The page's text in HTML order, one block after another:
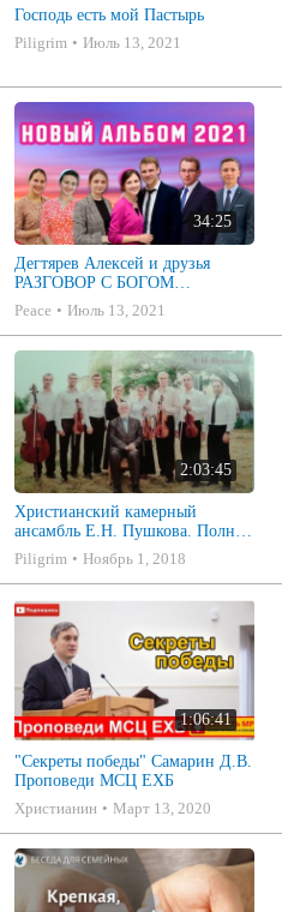
Господь есть мой Пастырь
Piligrim
Июль 13, 2021
34:25
Дегтярев Алексей и друзья
РАЗГОВОР С БОГОМ
Христианские песни МСЦ ЕХБ
2021 (7я)
Peace Июль 13, 2021
2:03:45
Христианский камерный
ансамбль Е.Н. Пушкова. Полное
собрание
Piligrim Ноябрь 1, 2018
1:06:41
"Секреты победы" Самарин Д.В.
Проповеди МСЦ ЕХБ
Христианин
Март 13, 2020